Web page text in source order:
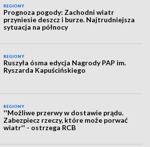
REGIONY
Prognoza pogody: Zachodni wiatr
przyniesie deszcz i burze. Najtrudniejsza
sytuacja na północy
REGIONY
Ruszyła ósma edycja Nagrody PAP im.
Ryszarda Kapuścińskiego
REGIONY
''Możliwe przerwy w dostawie prądu.
Zabezpiecz rzeczy, które może porwać
wiatr'' - ostrzega RCB